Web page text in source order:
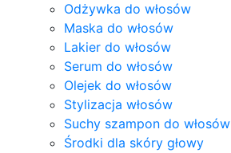
Odżywka do włosów
Maska do włosów
Lakier do włosów
Serum do włosów
Olejek do włosów
Stylizacja włosów
Suchy szampon do włosów
Środki dla skóry głowy